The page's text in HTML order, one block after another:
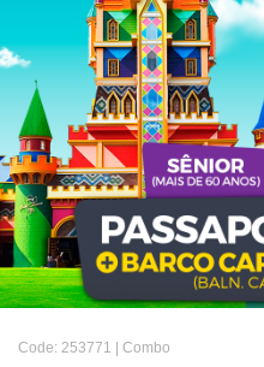
Code: 253771 | Combo